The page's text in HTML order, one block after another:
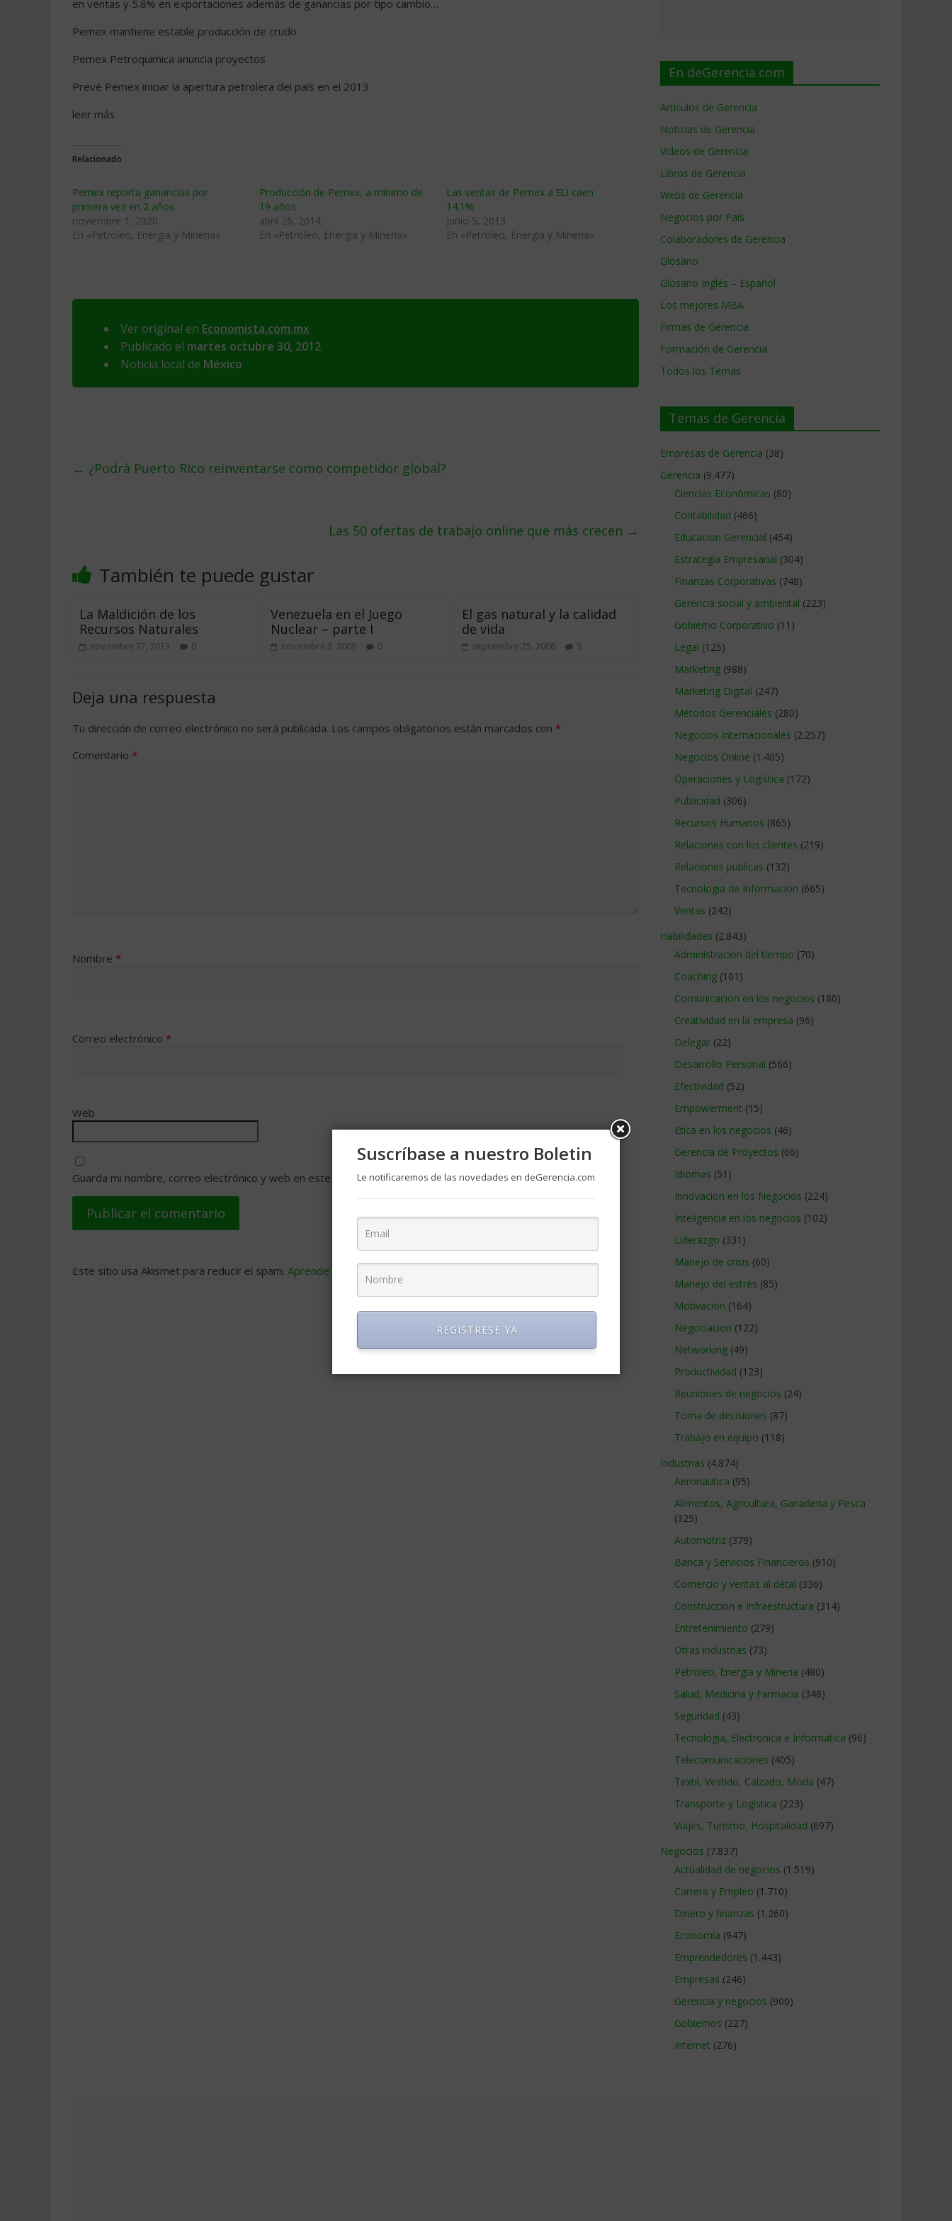
en ventas y 5.8% en exportaciones además de ganancias por tipo cambio…
Pemex mantiene estable producción de crudo
Pemex Petroquímica anuncia proyectos
Prevé Pemex iniciar la apertura petrolera del país en el 2013
leer más
Relacionado
Pemex reporta ganancias por
primera vez en 2 años
noviembre 1, 2020
En «Petroleo, Energia y Mineria»
Producción de Pemex, a mínimo de
19 años
abril 26, 2014
En «Petroleo, Energia y Mineria»
Las ventas de Pemex a EU caen
14.1%
junio 5, 2013
En «Petroleo, Energia y Mineria»
Ver original en Economista.com.mx
Publicado el martes octubre 30, 2012
Noticia local de México
← ¿Podrá Puerto Rico reinventarse como competidor global?
Las 50 ofertas de trabajo online que más crecen →
También te puede gustar
La Maldición de los
Recursos Naturales
noviembre 27, 2013 0
Venezuela en el Juego
Nuclear – parte I
noviembre 2, 2009 0
El gas natural y la calidad
de vida
septiembre 25, 2006 3
Deja una respuesta
Tu dirección de correo electrónico no será publicada. Los campos obligatorios están marcados con *
Comentario *
Nombre *
Correo electrónico *
Web
Guarda mi nombre, correo electrónico y web en este navegador para la próxima vez que comente.
Este sitio usa Akismet para reducir el spam. Aprende cómo se procesan los datos de tus comentarios
En deGerencia.com
Artículos de Gerencia
Noticias de Gerencia
Videos de Gerencia
Libros de Gerencia
Webs de Gerencia
Negocios por País
Colaboradores de Gerencia
Glosario
Glosario Inglés – Español
Los mejores MBA
Firmas de Gerencia
Formación de Gerencia
Todos los Temas
Temas de Gerencia
Empresas de Gerencia (38)
Gerencia (9.477)
Ciencias Económicas (80)
Contabilidad (466)
Educacion Gerencial (454)
Estrategia Empresarial (304)
Finanzas Corporativas (748)
Gerencia social y ambiental (223)
Gobierno Corporativo (11)
Legal (125)
Marketing (988)
Marketing Digital (247)
Métodos Gerenciales (280)
Negocios Internacionales (2.257)
Negocios Online (1.405)
Operaciones y Logística (172)
Publicidad (306)
Recursos Humanos (865)
Relaciones con los clientes (219)
Relaciones publicas (132)
Tecnologia de Informacion (665)
Ventas (242)
Habilidades (2.843)
Administracion del tiempo (70)
Coaching (101)
Comunicacion en los negocios (180)
Creatividad en la empresa (96)
Delegar (22)
Desarrollo Personal (566)
Efectividad (52)
Empowerment (15)
Etica en los negocios (46)
Gerencia de Proyectos (66)
Idiomas (51)
Innovacion en los Negocios (224)
Inteligencia en los negocios (102)
Liderazgo (331)
Manejo de crisis (60)
Manejo del estrés (85)
Motivacion (164)
Negociacion (122)
Networking (49)
Productividad (123)
Reuniones de negocios (24)
Toma de decisiones (87)
Trabajo en equipo (118)
Industrias (4.874)
Aeronautica (95)
Alimentos, Agricultura, Ganaderia y Pesca
(325)
Automotriz (379)
Banca y Servicios Financieros (910)
Comercio y ventas al detal (336)
Construccion e Infraestructura (314)
Entretenimiento (279)
Otras industrias (73)
Petroleo, Energia y Mineria (480)
Salud, Medicina y Farmacia (348)
Seguridad (43)
Tecnologia, Electronica e Informatica (96)
Telecomunicaciones (405)
Textil, Vestido, Calzado, Moda (47)
Transporte y Logistica (223)
Viajes, Turismo, Hospitalidad (697)
Negocios (7.837)
Actualidad de negocios (1.519)
Carrera y Empleo (1.710)
Dinero y finanzas (1.260)
Economía (947)
Emprendedores (1.443)
Empresas (246)
Gerencia y negocios (900)
Gobiernos (227)
Internet (276)
Suscríbase a nuestro Boletin
Le notificaremos de las novedades en deGerencia.com
REGISTRESE YA